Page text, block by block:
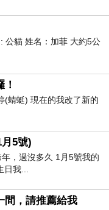
公貓 姓名：加菲 大約5公
(蜻蜓) 現在的我改了新的
5號)
，過沒多久 1月5號我的
我...
間，請推薦給我